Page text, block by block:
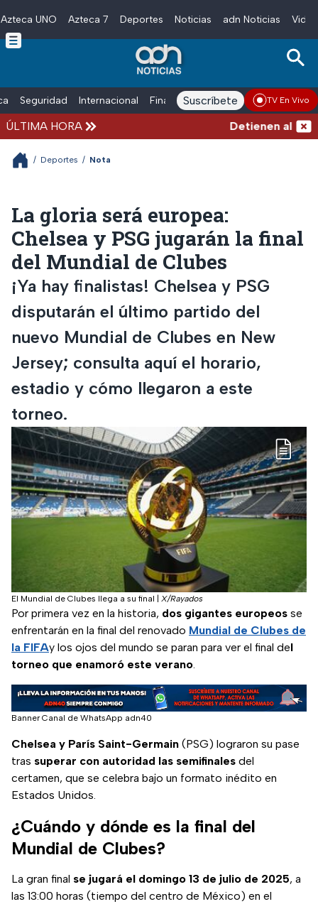
Skip to main content
Azteca UNO Azteca 7 Deportes Noticias adn Noticias
Seguridad Internacional Finanzas adn Noticias Radio
Suscríbete TV En Vivo
ÚLTIMA HORA Detienen al
/ Deportes / Nota
La gloria será europea:
Chelsea y PSG jugarán la final
del Mundial de Clubes
¡Ya hay finalistas! Chelsea y PSG
disputarán el último partido del
nuevo Mundial de Clubes en New
Jersey; consulta aquí el horario,
estadio y cómo llegaron a este
torneo.
El Mundial de Clubes llega a su final X/Rayados
Por primera vez en la historia, dos gigantes europeos se
enfrentarán en la final del renovado Mundial de Clubes de
la FIFAy los ojos del mundo se paran para ver el final del
torneo que enamoró este verano.
Banner Canal de WhatsApp adn40
Chelsea y París Saint-Germain (PSG) lograron su pase
tras superar con autoridad las semifinales del
certamen, que se celebra bajo un formato inédito en
Estados Unidos.
¿Cuándo y dónde es la final del
Mundial de Clubes?
La gran final se jugará el domingo 13 de julio de 2025, a
las 13:00 horas (tiempo del centro de México) en el